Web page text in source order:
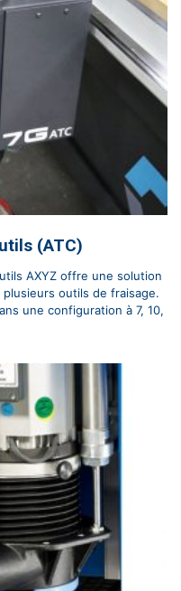
(ATC)
AXYZ offre une solution
outils de fraisage.
une configuration à 7, 10,